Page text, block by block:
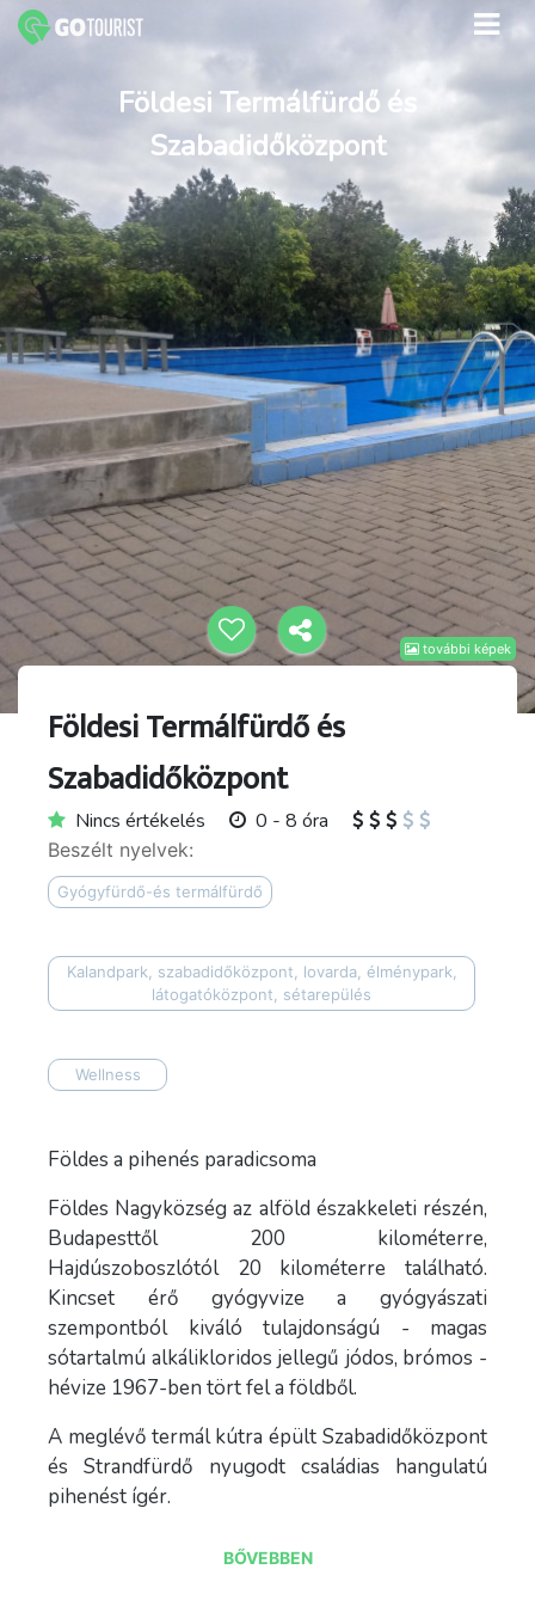
további képek
Földesi Termálfürdő és
Szabadidőközpont
Földesi Termálfürdő és
Szabadidőközpont
Nincs értékelés 0 - 8 óra
Beszélt nyelvek:
Gyógyfürdő-és termálfürdő
Kalandpark, szabadidőközpont, lovarda, élménypark,
látogatóközpont, sétarepülés
Wellness
Földes a pihenés paradicsoma
Földes Nagyközség az alföld északkeleti részén,
Budapesttől 200 kilométerre,
Hajdúszoboszlótól 20 kilométerre található.
Kincset érő gyógyvize a gyógyászati
szempontból kiváló tulajdonságú - magas
sótartalmú alkálikloridos jellegű jódos, brómos -
hévize 1967-ben tört fel a földből.
A meglévő termál kútra épült Szabadidőközpont
és Strandfürdő nyugodt családias hangulatú
pihenést ígér.
A természetes Környezetben lévő 29 méteres
BŐVEBBEN